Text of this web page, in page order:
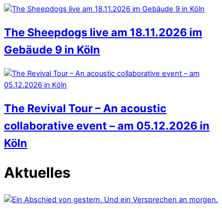
The Sheepdogs live am 18.11.2026 im
Gebäude 9 in Köln
The Revival Tour – An acoustic
collaborative event – am 05.12.2026 in
Köln
Aktuelles